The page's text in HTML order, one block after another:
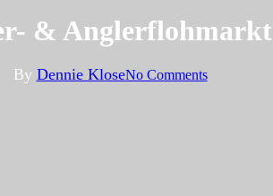
& Anglerflohmarkt
By Dennie KloseNo Comments